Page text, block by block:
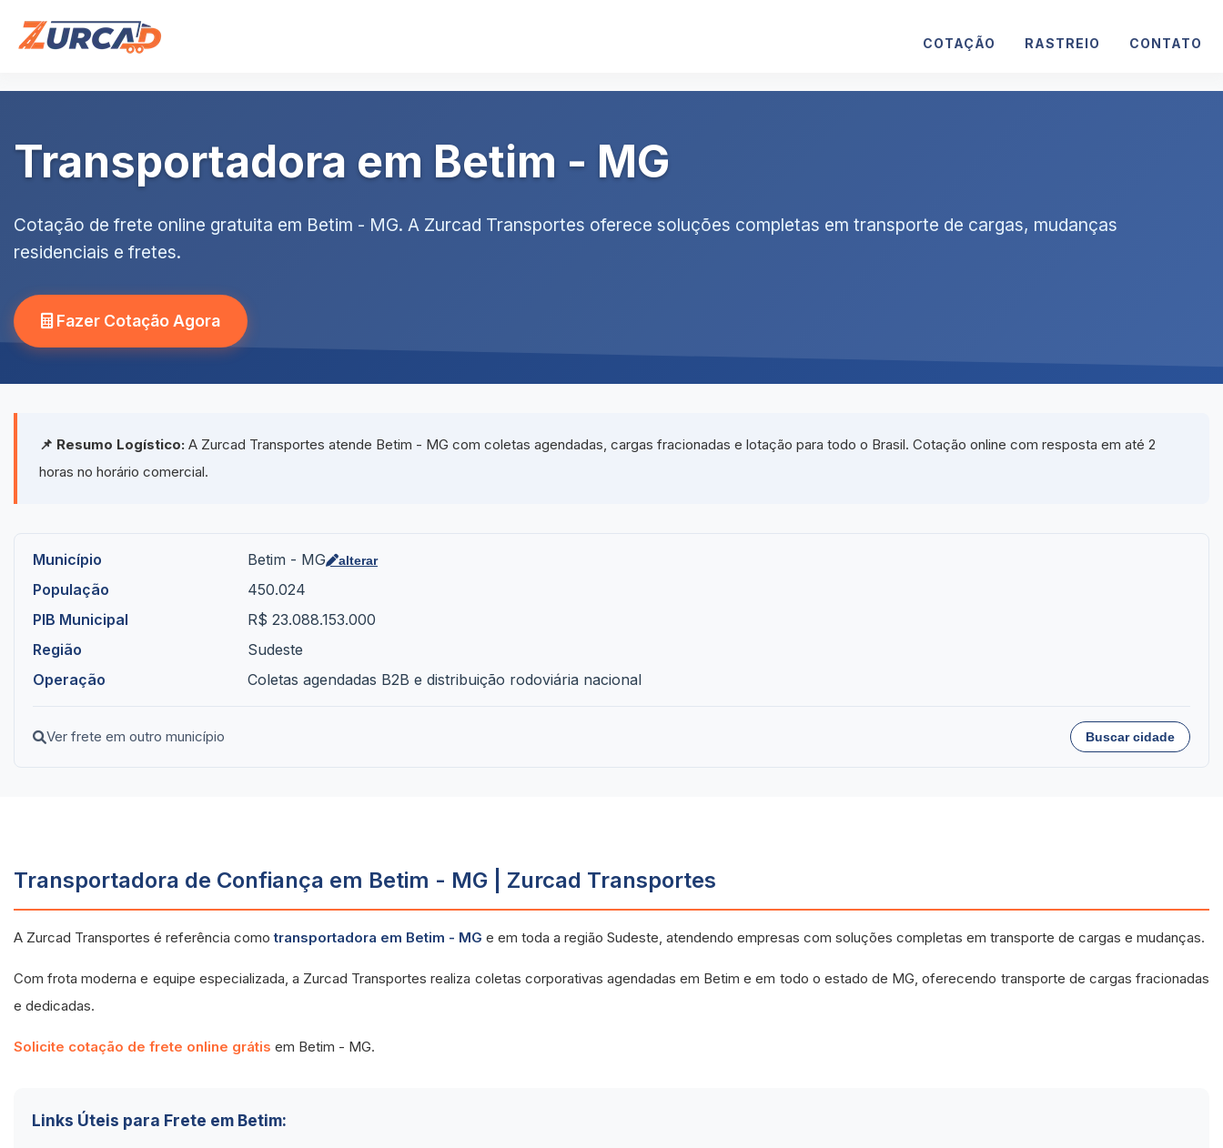
COTAÇÃO RASTREIO CONTATO
Transportadora em Betim - MG
Cotação de frete online gratuita em Betim - MG. A Zurcad Transportes oferece soluções completas em transporte de cargas, mudanças
residenciais e fretes.
Fazer Cotação Agora
📌 Resumo Logístico: A Zurcad Transportes atende Betim - MG com coletas agendadas, cargas fracionadas e lotação para todo o Brasil. Cotação online com resposta em até 2
horas no horário comercial.
Município Betim - MG alterar
População
450.024
PIB Municipal
R$ 23.088.153.000
Região
Sudeste
Operação
Coletas agendadas B2B e distribuição rodoviária nacional
Ver frete em outro município Buscar cidade
Transportadora de Confiança em Betim - MG | Zurcad Transportes
A Zurcad Transportes é referência comotransportadora em Betim - MG e em toda a região Sudeste, atendendo empresas com soluções completas em transporte de cargas e mudanças.
Com frota moderna e equipe especializada, a Zurcad Transportes realiza coletas corporativas agendadas em Betim e em todo o estado de MG, oferecendo transporte de cargas fracionadas
e dedicadas.
Solicite cotação de frete online grátis em Betim - MG.
Links Úteis para Frete em Betim: